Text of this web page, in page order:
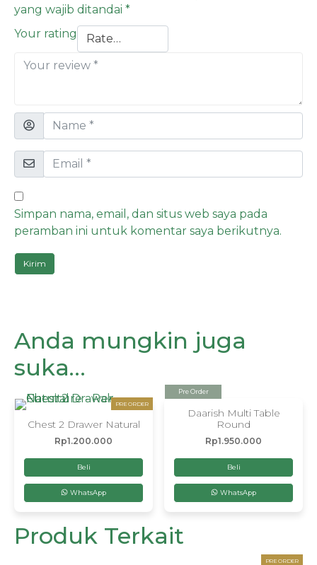
yang wajib ditandai *
Your rating
Simpan nama, email, dan situs web saya pada
peramban ini untuk komentar saya berikutnya.
Anda mungkin juga
suka…
PRE ORDER
Chest 2 Drawer Natural
Rp1.200.000
Beli
WhatsApp
Pre Order
Daarish Multi Table
Round
Rp1.950.000
Beli
WhatsApp
Produk Terkait
PRE ORDER